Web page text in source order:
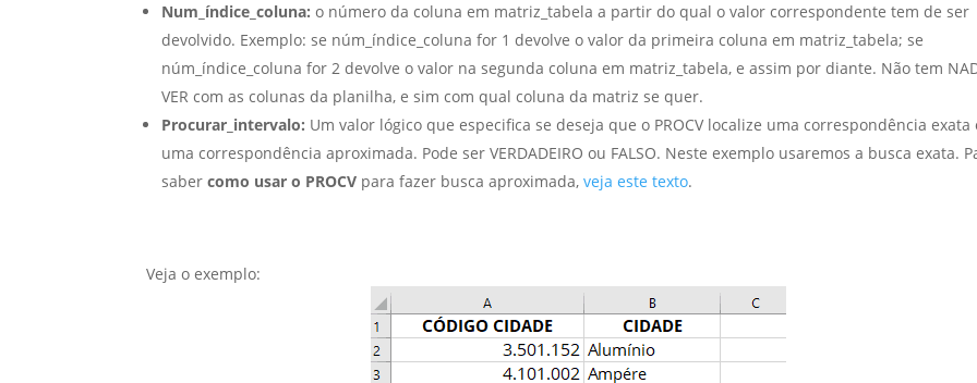
Num_índice_coluna: o número da coluna em matriz_tabela a partir do qual o valor correspondente tem de ser
devolvido. Exemplo: se núm_índice_coluna for 1 devolve o valor da primeira coluna em matriz_tabela; se
núm_índice_coluna for 2 devolve o valor na segunda coluna em matriz_tabela, e assim por diante. Não tem
VER com as colunas da planilha, e sim com qual coluna da matriz se quer.
Procurar_intervalo: Um valor lógico que especifica se deseja que o PROCV localize uma correspondência exata
uma correspondência aproximada. Pode ser VERDADEIRO ou FALSO. Neste exemplo usaremos a busca exata.
sabercomo usar o PROCV para fazer busca aproximada,veja este texto.
Veja o exemplo: